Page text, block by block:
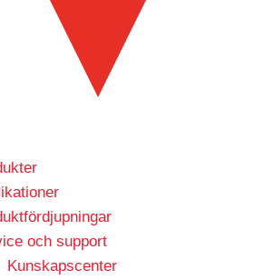
och support
Kunskapscenter